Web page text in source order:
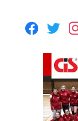
facebooktwitter